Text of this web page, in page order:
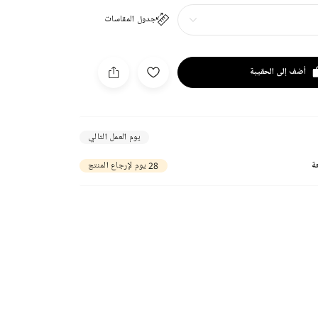
جدول المقاسات
أضف إلى الحقيبة
يوم العمل التالي
28 يوم لإرجاع المنتج